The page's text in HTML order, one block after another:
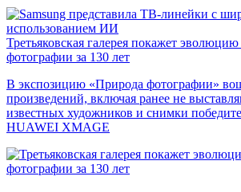
Третьяковская галерея покажет
фотографии за 130 лет
В экспозицию «Природа фотографии»
произведений, включая ранее не
известных художников и снимки
HUAWEI XMAGE